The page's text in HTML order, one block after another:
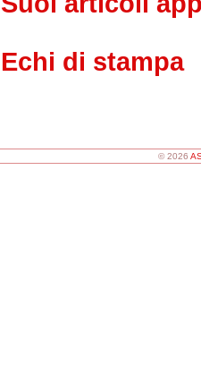
Echi di stampa
© 2026